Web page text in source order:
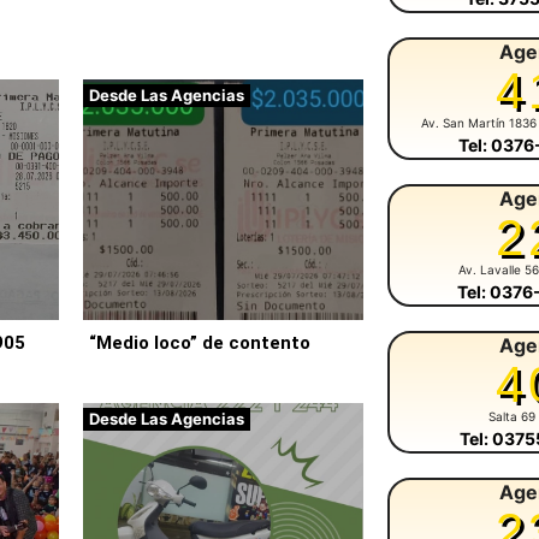
Desde Las Agencias
“Medio loco” de contento
Desde Las Agencias
Av. San Martín 1836
Tel:
Av. Lavalle
Tel:
Salta 69
Tel: